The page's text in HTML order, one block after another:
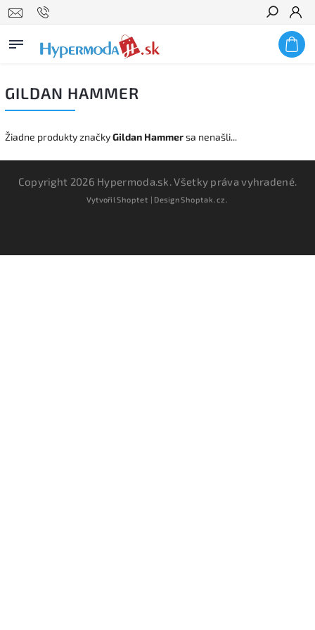
Hľadať
GILDAN HAMMER
Žiadne produkty značkyGildan Hammersa nenašli...
Copyright 2026 Hypermoda.sk. Všetky práva vyhradené.
VytvořilShoptet | DesignShoptak.cz.